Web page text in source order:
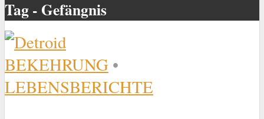
Tag - Gefängnis
BEKEHRUNG •
LEBENSBERICHTE